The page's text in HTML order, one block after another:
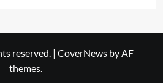
reserved. | CoverNews by AF
themes.